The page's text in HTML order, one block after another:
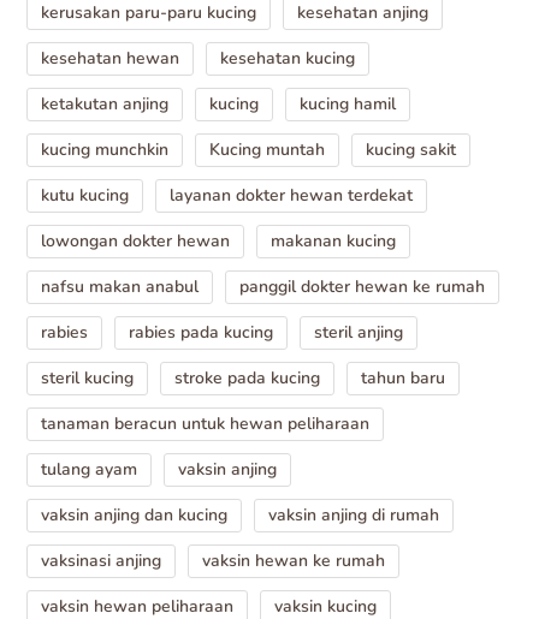
kerusakan paru-paru kucing
kesehatan anjing
kesehatan hewan
kesehatan kucing
ketakutan anjing
kucing
kucing hamil
kucing munchkin
Kucing muntah
kucing sakit
kutu kucing
layanan dokter hewan terdekat
lowongan dokter hewan
makanan kucing
nafsu makan anabul
panggil dokter hewan ke rumah
rabies
rabies pada kucing
steril anjing
steril kucing
stroke pada kucing
tahun baru
tanaman beracun untuk hewan peliharaan
tulang ayam
vaksin anjing
vaksin anjing dan kucing
vaksin anjing di rumah
vaksinasi anjing
vaksin hewan ke rumah
vaksin hewan peliharaan
vaksin kucing